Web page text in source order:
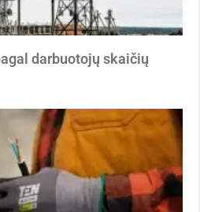
darbuotojų skaičių